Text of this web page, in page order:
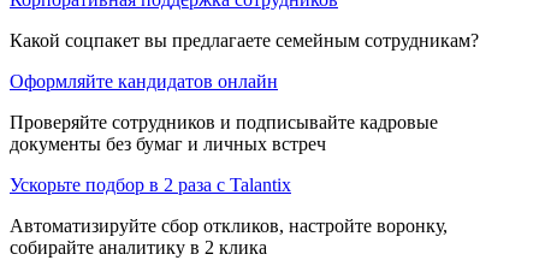
Какой соцпакет вы предлагаете семейным сотрудникам?
Оформляйте кандидатов онлайн
Проверяйте сотрудников и подписывайте кадровые
документы без бумаг и личных встреч
Ускорьте подбор в 2 раза с Talantix
Автоматизируйте сбор откликов, настройте воронку,
собирайте аналитику в 2 клика